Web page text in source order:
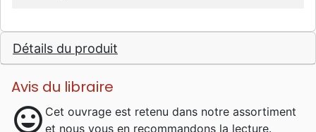
Détails du produit
Avis du libraire
mood Cet ouvrage est retenu dans notre assortiment
et nous vous en recommandons la lecture.